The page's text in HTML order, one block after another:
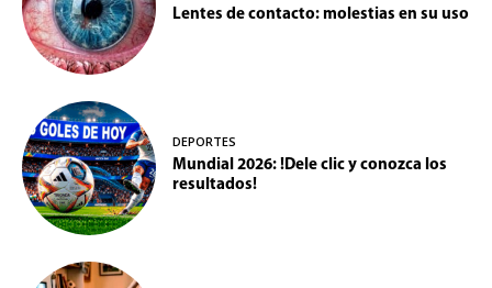
Lentes de contacto: molestias en su uso
DEPORTES
Mundial 2026: !Dele clic y conozca los
resultados!